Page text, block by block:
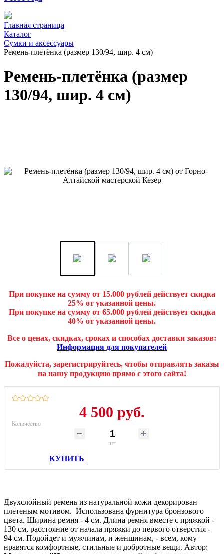
Главная страница
Каталог
Сумки и аксессуары
Ремень-плетёнка (размер 130/94, шир. 4 см)
Ремень-плетёнка (размер
130/94, шир. 4 см)
При покупке на сумму от 15.000 рублей действует скидка
25% от указанной цены.
При покупке на сумму от 65.000 рублей действует скидка
40% от указанной цены.
Все о ценах, скидках, сроках и способах доставки заказов:
Информация для покупателей
Пожалуйста, зарегистрируйтесь, чтобы отправлять заказы
на нашу продукцию прямо с этого сайта!
4 500 руб.
Количество
шт
КУПИТЬ
Двухслойный ремень из натуральной кожи декорирован
плетеным мотивом. Использована фурнитура бронзового
цвета. Ширина ремня - 4 см. Длина ремня вместе с пряжкой -
130 см, расстояние от начала пряжки до первого отверстия -
94 см. Подойдет и мужчинам, и женщинам, - всем, кому
нравятся комфортные, стильные и добротные вещи. Автор: